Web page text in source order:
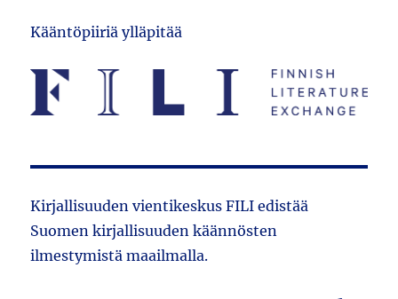
Kääntöpiiriä ylläpitää
Kirjallisuuden vientikeskus FILI edistää
Suomen kirjallisuuden käännösten
ilmestymistä maailmalla.